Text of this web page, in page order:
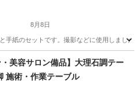
8月8日
手紙のセットです。撮影などに使用しました
家具
・美容サロン備品】大理石調テー
施術・作業テーブル